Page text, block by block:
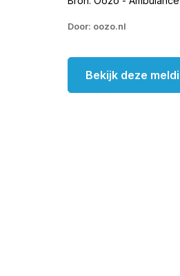
Door: oozo.nl
Bekijk deze